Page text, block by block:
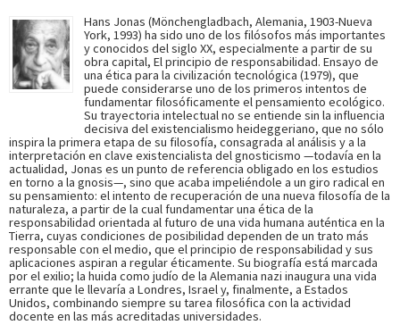
Hans Jonas (Mönchengladbach, Alemania, 1903-Nueva
York, 1993) ha sido uno de los filósofos más importantes
y conocidos del siglo XX, especialmente a partir de su
obra capital, El principio de responsabilidad. Ensayo de
una ética para la civilización tecnológica (1979), que
puede considerarse uno de los primeros intentos de
fundamentar filosóficamente el pensamiento ecológico.
Su trayectoria intelectual no se entiende sin la influencia
decisiva del existencialismo heideggeriano, que no sólo
inspira la primera etapa de su filosofía, consagrada al análisis y a la
interpretación en clave existencialista del gnosticismo —todavía en la
actualidad, Jonas es un punto de referencia obligado en los estudios
en torno a la gnosis—, sino que acaba impeliéndole a un giro radical en
su pensamiento: el intento de recuperación de una nueva filosofía de la
naturaleza, a partir de la cual fundamentar una ética de la
responsabilidad orientada al futuro de una vida humana auténtica en la
Tierra, cuyas condiciones de posibilidad dependen de un trato más
responsable con el medio, que el principio de responsabilidad y sus
aplicaciones aspiran a regular éticamente. Su biografía está marcada
por el exilio; la huida como judío de la Alemania nazi inaugura una vida
errante que le llevaría a Londres, Israel y, finalmente, a Estados
Unidos, combinando siempre su tarea filosófica con la actividad
docente en las más acreditadas universidades.